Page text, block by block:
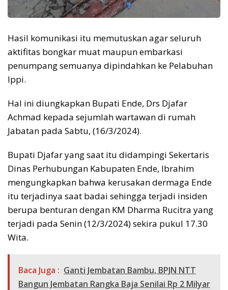
Hasil komunikasi itu memutuskan agar seluruh
aktifitas bongkar muat maupun embarkasi
penumpang semuanya dipindahkan ke Pelabuhan
Ippi.
Hal ini diungkapkan Bupati Ende, Drs Djafar
Achmad kepada sejumlah wartawan di rumah
Jabatan pada Sabtu, (16/3/2024).
Bupati Djafar yang saat itu didampingi Sekertaris
Dinas Perhubungan Kabupaten Ende, Ibrahim
mengungkapkan bahwa kerusakan dermaga Ende
itu terjadinya saat badai sehingga terjadi insiden
berupa benturan dengan KM Dharma Rucitra yang
terjadi pada Senin (12/3/2024) sekira pukul 17.30
Wita.
Baca Juga : Ganti Jembatan Bambu, BPJN NTT
Bangun Jembatan Rangka Baja Senilai Rp 2 Milyar